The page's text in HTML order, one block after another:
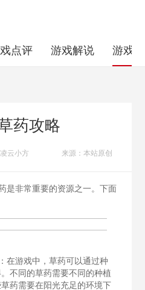
点评 游戏解说 游戏
药攻略
云小方 来源：本站原创
是非常重要的资源之一。下面
在游戏中，草药可以通过种
不同的草药需要不同的种植
药需要在阳光充足的环境下